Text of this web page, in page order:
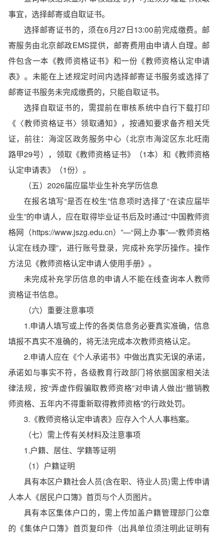
事宜，选择邮寄或自取证书。
选择邮寄证书的，须在6月27日13:00前完成缴费。邮
寄服务由北京邮政EMS提供，邮寄费用由申请人自理。邮
件包含一本《教师资格证书》和一份《教师资格认定申请
表》。未能在上述规定时间内选择邮寄证书服务或选择了
邮寄证书服务未完成缴费的，只能自取证书。
选择自取证书的，需提前在审核系统中自行下载打印
《〈教师资格证书〉领取通知》，按通知要求备齐相关凭
证，前往：海淀区政务服务中心（北京市海淀区东北旺南
路甲29号），领取《教师资格证书》（1本）和《教师资格
认定申请表》（1份）。
（五）2026届应届毕业生补充学历信息
在报名填写“是否在校生”信息项时选择了“在读应届毕
业生”的申请人，应在取得毕业证书后及时通过“中国教师资
格网（https://www.jszg.edu.cn）”—“网上办事”—“教师资格
认定在线办理”，进行账号登录，完成补充学历操作。操作
方法见《教师资格认定申请人使用手册》。
未完成补充学历信息的申请人不能在线查询本人教师
资格证书信息。
（六）重要注意事项
1.申请人填写或上传的各类信息务必要真实准确，信息
填报不真实不准确的，将无法完成本次教师资格认定。
2.申请人应在《个人承诺书》中做出真实无误的承诺，
承诺如与事实不符，各级教育行政部门将依据国家相关法
律法规，按“弄虚作假骗取教师资格”对申请人做出“撤销教
师资格、五年内不得重新取得教师资格”的行政处罚。
3.《教师资格认定申请表》应存入个人人事档案。
（七）需上传有关材料及注意事项
1.户籍、居住、学籍等证明
（1）户籍证明
具有本区户籍社会人员(含在职、待业人员)需上传申请
人本人《居民户口簿》首页与个人页图片。
具有本区集体户口的，需上传加盖户籍管理部门公章
的《集体户口簿》首页复印件（出具单位须注明此证明有